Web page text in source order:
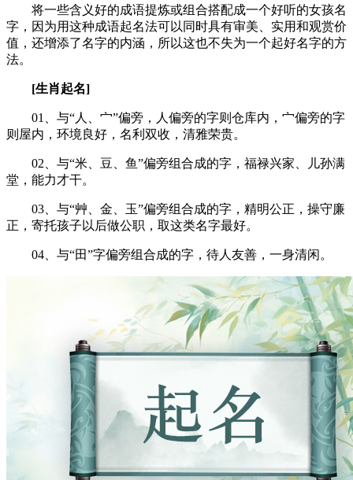
将一些含义好的成语提炼或组合搭配成一个好听的女孩名
字，因为用这种成语起名法可以同时具有审美、实用和观赏价
值，还增添了名字的内涵，所以这也不失为一个起好名字的方
法。
[生肖起名]
01、与“人、宀”偏旁，人偏旁的字则仓库内，宀偏旁的字
则屋内，环境良好，名利双收，清雅荣贵。
02、与“米、豆、鱼”偏旁组合成的字，福禄兴家、儿孙满
堂，能力才干。
03、与“艸、金、玉”偏旁组合成的字，精明公正，操守廉
正，寄托孩子以后做公职，取这类名字最好。
04、与“田”字偏旁组合成的字，待人友善，一身清闲。